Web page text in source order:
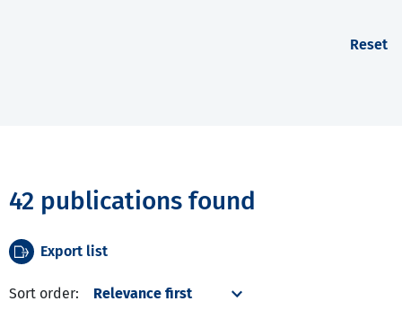
Reset
42 publications found
Export list
Sort order: